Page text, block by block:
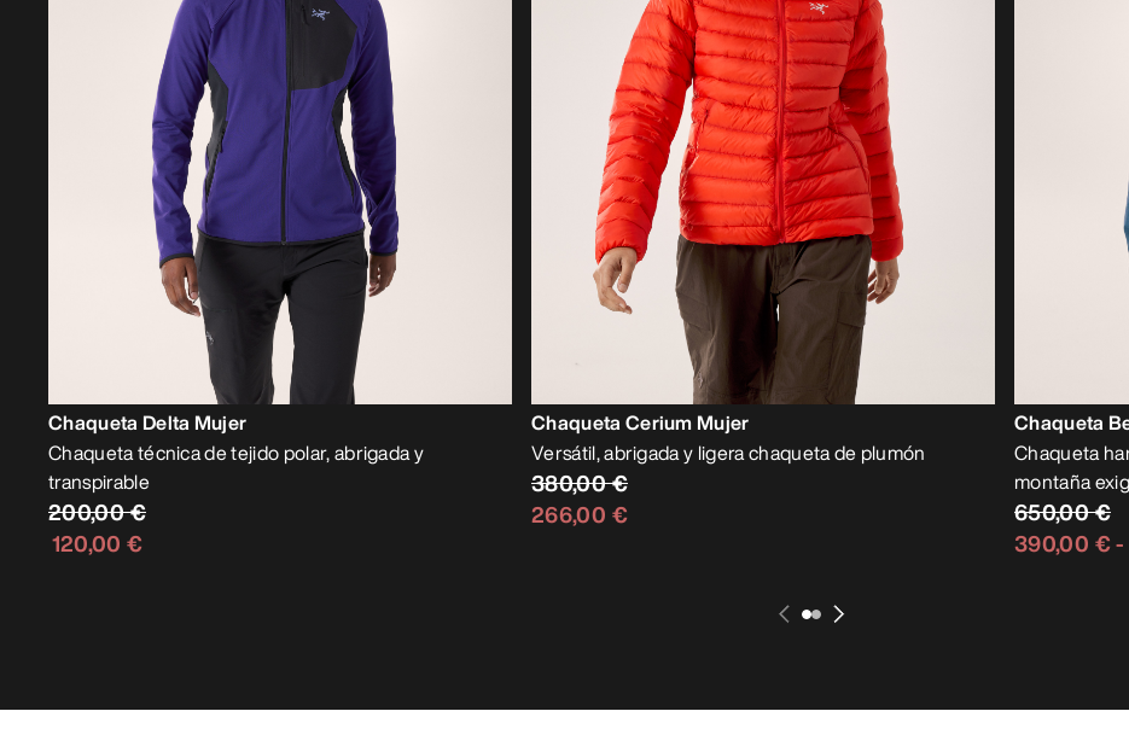
Chaqueta Delta Mujer
Chaqueta técnica de tejido polar, abrigada y
transpirable
200,00 €
120,00 €
Chaqueta Cerium Mujer
Versátil, abrigada y ligera chaqueta de plumón
380,00 €
266,00 €
Chaqueta
Chaqueta
montaña
650,00 €
390,00 €-